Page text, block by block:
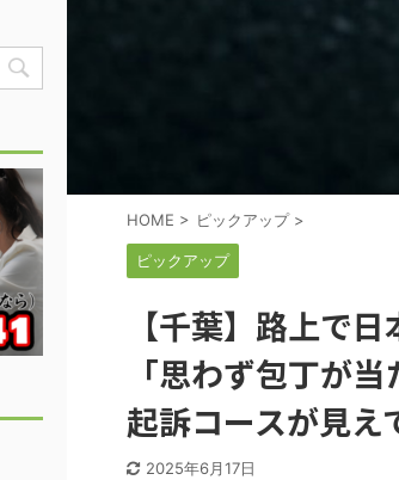
HOME > ピックアップ >
ピックアップ
【千葉】路上で
「思わず包丁が
起訴コースが見え
2025年6月17日